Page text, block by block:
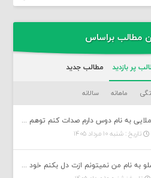
مطالب براساس
پر بازدید مطالب جدید
ماهانه سالانه
دانلود آهنگ محمد ملایی به نام دوس دارم صدات کنم توهم بگی جونم نیمه پنهونم
تاریخ : شنبه ۱۰ مرداد ۱۴۰۵
دانلود آهنگ احمد سلو به نام من نمیتونم ازت دل بکنم خود قلبمی دردت به تنم